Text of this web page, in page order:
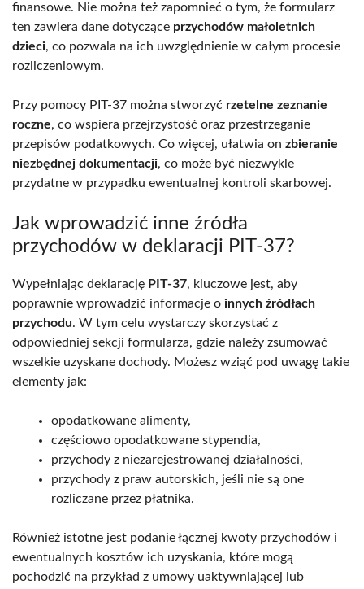
finansowe. Nie można też zapomnieć o tym, że formularz
ten zawiera dane dotyczące przychodów małoletnich
dzieci, co pozwala na ich uwzględnienie w całym procesie
rozliczeniowym.
Przy pomocy PIT-37 można stworzyć rzetelne zeznanie
roczne, co wspiera przejrzystość oraz przestrzeganie
przepisów podatkowych. Co więcej, ułatwia on zbieranie
niezbędnej dokumentacji, co może być niezwykle
przydatne w przypadku ewentualnej kontroli skarbowej.
Jak wprowadzić inne źródła
przychodów w deklaracji PIT-37?
Wypełniając deklarację PIT-37, kluczowe jest, aby
poprawnie wprowadzić informacje o innych źródłach
przychodu. W tym celu wystarczy skorzystać z
odpowiedniej sekcji formularza, gdzie należy zsumować
wszelkie uzyskane dochody. Możesz wziąć pod uwagę takie
elementy jak:
opodatkowane alimenty,
częściowo opodatkowane stypendia,
przychody z niezarejestrowanej działalności,
przychody z praw autorskich, jeśli nie są one
rozliczane przez płatnika.
Również istotne jest podanie łącznej kwoty przychodów i
ewentualnych kosztów ich uzyskania, które mogą
pochodzić na przykład z umowy uaktywniającej lub